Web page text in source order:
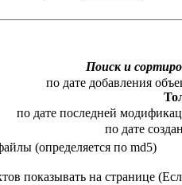
Поиск и
по дате добавления
по дате последней
по дате
(определяется по md5)
показывать на странице